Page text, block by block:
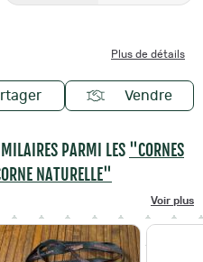
Plus de détails
Vendre
PARMI LES "CORNES
NATURELLE"
Voir plus